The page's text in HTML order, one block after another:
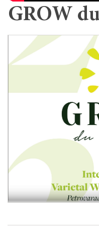
GROW